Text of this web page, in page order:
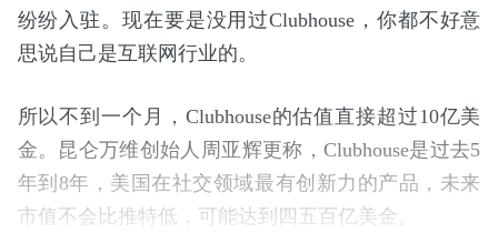
纷纷入驻。现在要是没用过Clubhouse，你都不好意
思说自己是互联网行业的。
所以不到一个月，Clubhouse的估值直接超过10亿美
金。昆仑万维创始人周亚辉更称，Clubhouse是过去5
年到8年，美国在社交领域最有创新力的产品，未来
市值不会比推特低，可能达到四五百亿美金。